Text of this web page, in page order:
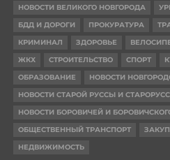
НОВОСТИ ВЕЛИКОГО НОВГОРОДА
БДД И ДОРОГИ
ПРОКУРАТУРА
КРИМИНАЛ
ЗДОРОВЬЕ
ЖКХ
СТРОИТЕЛЬСТВО СПОРТ
ОБРАЗОВАНИЕ
НОВОСТИ
НОВОСТИ СТАРОЙ РУССЫ И
НОВОСТИ БОРОВИЧЕЙ И
ОБЩЕСТВЕННЫЙ ТРАНСПОРТ
НЕДВИЖИМОСТЬ